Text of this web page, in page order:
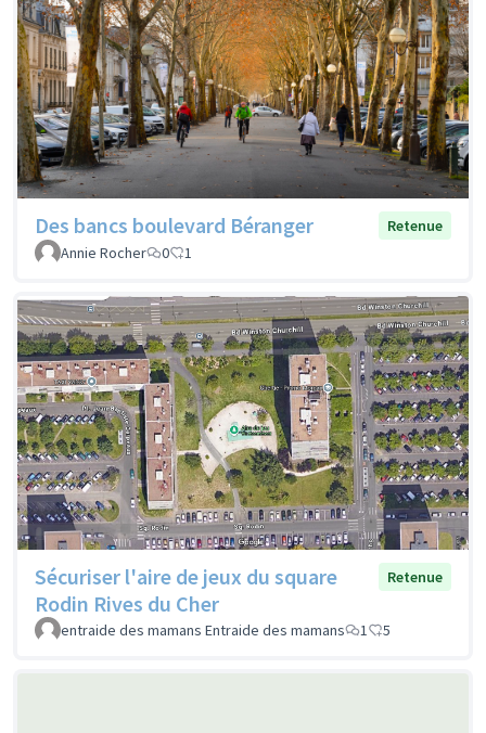
Des bancs boulevard Béranger
Retenue
Annie Rocher
0 1
Sécuriser l'aire de jeux du square
Rodin Rives du Cher
Retenue
entraide des mamans Entraide des mamans 1 5